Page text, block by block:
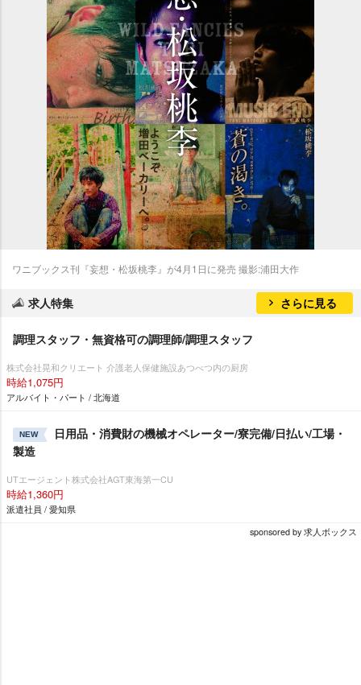
ワニブックス刊『妄想・松坂桃李』が4月1日に発売 撮影:浦田大作
求人特集 さらに見る
調理スタッフ・無資格可の調理師/調理スタッフ
株式会社晃和クリエート 介護老人保健施設あつべつ内の厨房
時給1,075円
アルバイト・パート / 北海道
NEW
日用品・消費財の機械オペレーター/寮完備/日払い/工場・
製造
UTエージェント株式会社AGT東海第一CU
時給1,360円
派遣社員 / 愛知県
sponsored by 求人ボックス